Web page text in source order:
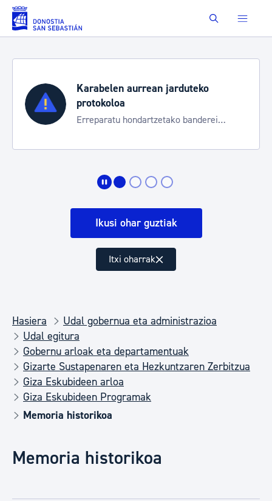
Eduki nagusira joan Buscar
Karabelen aurrean jarduteko
protokoloa
Erreparatu hondartzetako banderei
Ikusi ohar guztiak
Itxi oharrak
Hasiera
Udal gobernua eta administrazioa
Udal egitura
Gobernu arloak eta departamentuak
Gizarte Sustapenaren eta Hezkuntzaren Zerbitzua
Giza Eskubideen arloa
Giza Eskubideen Programak
Memoria historikoa
Memoria historikoa